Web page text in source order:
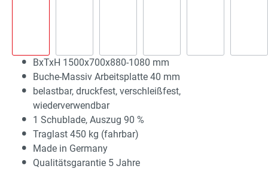
BxTxH 1500x700x880-1080 mm
Buche-Massiv Arbeitsplatte 40 mm
belastbar, druckfest, verschleißfest,
wiederverwendbar
1 Schublade, Auszug 90 %
Traglast 450 kg (fahrbar)
Made in Germany
Qualitätsgarantie 5 Jahre